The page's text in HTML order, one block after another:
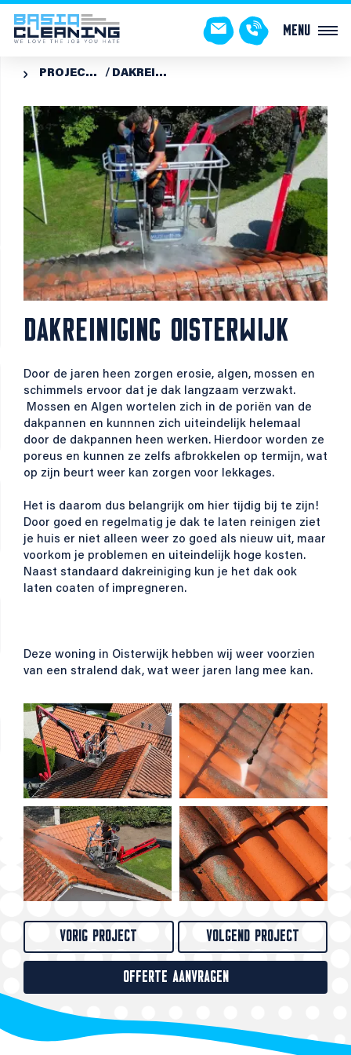
Menu
 PROJECTEN DAKREINIGING OISTERWIJK
DAKREINIGING OISTERWIJK
Door de jaren heen zorgen erosie, algen, mossen en
schimmels ervoor dat je dak langzaam verzwakt.
Mossen en Algen wortelen zich in de poriën van de
dakpannen en kunnnen zich uiteindelijk helemaal
door de dakpannen heen werken. Hierdoor worden ze
poreus en kunnen ze zelfs afbrokkelen op termijn, wat
op zijn beurt weer kan zorgen voor lekkages.
Het is daarom dus belangrijk om hier tijdig bij te zijn!
Door goed en regelmatig je dak te laten reinigen ziet
je huis er niet alleen weer zo goed als nieuw uit, maar
voorkom je problemen en uiteindelijk hoge kosten.
Naast standaard dakreiniging kun je het dak ook
laten coaten of impregneren.
Deze woning in Oisterwijk hebben wij weer voorzien
van een stralend dak, wat weer jaren lang mee kan.
VORIG PROJECT VOLGEND PROJECT
OFFERTE AANVRAGEN